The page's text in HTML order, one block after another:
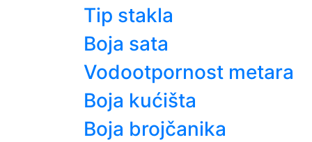
Tip stakla
Boja sata
Vodootpornost metara
Boja kućišta
Boja brojčanika